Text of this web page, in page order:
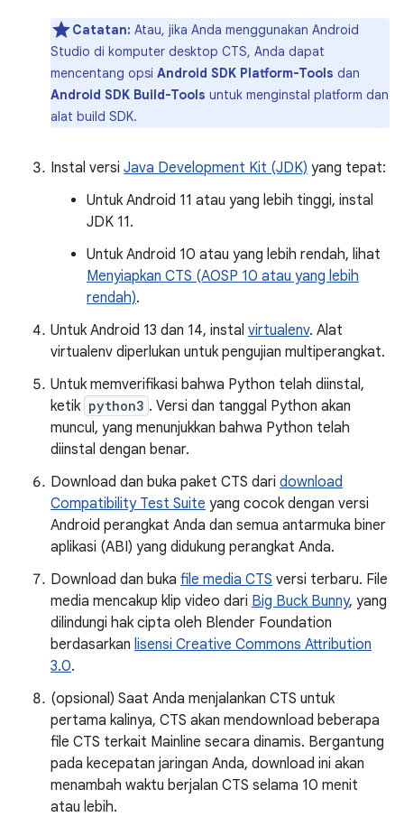
Catatan: Atau, jika Anda menggunakan Android
Studio di komputer desktop CTS, Anda dapat
mencentang opsi Android SDK Platform-Tools dan
Android SDK Build-Tools untuk menginstal platform dan
alat build SDK.
Instal versi Java Development Kit (JDK) yang tepat:
Untuk Android 11 atau yang lebih tinggi, instal
JDK 11.
Untuk Android 10 atau yang lebih rendah, lihat
Menyiapkan CTS (AOSP 10 atau yang lebih
rendah).
Untuk Android 13 dan 14, instal virtualenv. Alat
virtualenv diperlukan untuk pengujian multiperangkat.
Untuk memverifikasi bahwa Python telah diinstal,
ketik python3 . Versi dan tanggal Python akan
muncul, yang menunjukkan bahwa Python telah
diinstal dengan benar.
Download dan buka paket CTS dari download
Compatibility Test Suite yang cocok dengan versi
Android perangkat Anda dan semua antarmuka biner
aplikasi (ABI) yang didukung perangkat Anda.
Download dan buka file media CTS versi terbaru. File
media mencakup klip video dari Big Buck Bunny, yang
dilindungi hak cipta oleh Blender Foundation
berdasarkan lisensi Creative Commons Attribution
3.0.
(opsional) Saat Anda menjalankan CTS untuk
pertama kalinya, CTS akan mendownload beberapa
file CTS terkait Mainline secara dinamis. Bergantung
pada kecepatan jaringan Anda, download ini akan
menambah waktu berjalan CTS selama 10 menit
atau lebih.